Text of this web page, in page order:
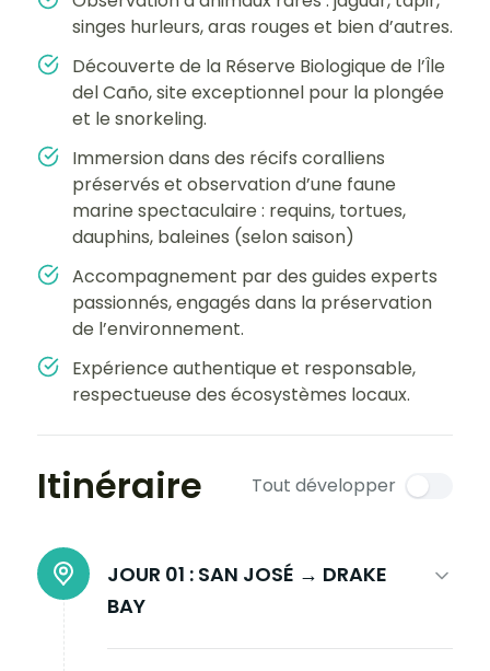
singes hurleurs, aras rouges et bien d’autres.
Découverte de la Réserve Biologique de l’Île
del Caño, site exceptionnel pour la plongée
et le snorkeling.
Immersion dans des récifs coralliens
préservés et observation d’une faune
marine spectaculaire : requins, tortues,
dauphins, baleines (selon saison)
Accompagnement par des guides experts
passionnés, engagés dans la préservation
de l’environnement.
Expérience authentique et responsable,
respectueuse des écosystèmes locaux.
Itinéraire Tout développer
JOUR 01 : SAN JOSÉ → DRAKE
BAY